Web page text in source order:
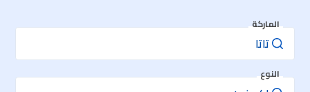
الماركة
النوع